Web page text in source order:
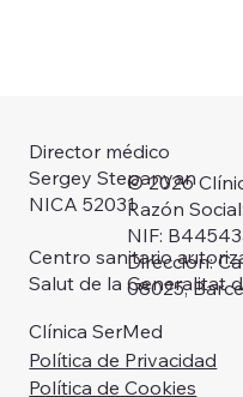
Director médico
Sergey Stepanyan
NICA 52031
Centro sanitario
Salut de la Generalitat
© 2026
Razón
NIF:
Dirección:
08025,
Clínica SerMed
Política de Privacidad
Política de Cookies